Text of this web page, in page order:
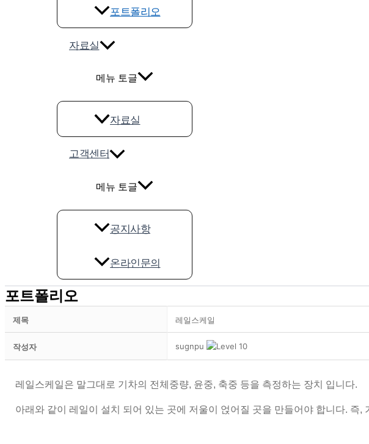
포트폴리오
자료실
메뉴 토글
자료실
고객센터
메뉴 토글
공지사항
온라인문의
포트폴리오
제목 레일스케일
작성자 sugnpu
레일스케일은 말그대로 기차의 전체중량, 윤중, 축중 등을 측정하는 장치 입니다.
아래와 같이 레일이 설치 되어 있는 곳에 저울이 얹어질 곳을 만들어야 합니다. 즉,